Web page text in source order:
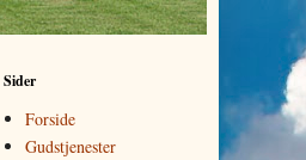
Sider
Forside
Gudstjenester